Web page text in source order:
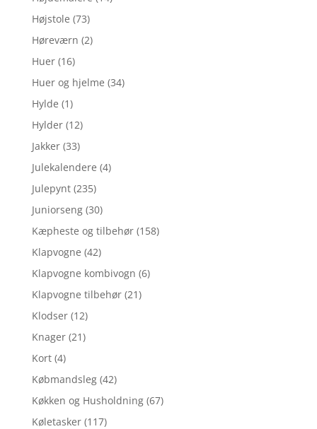
Højstole (73)
Høreværn (2)
Huer (16)
Huer og hjelme (34)
Hylde (1)
Hylder (12)
Jakker (33)
Julekalendere (4)
Julepynt (235)
Juniorseng (30)
Kæpheste og tilbehør (158)
Klapvogne (42)
Klapvogne kombivogn (6)
Klapvogne tilbehør (21)
Klodser (12)
Knager (21)
Kort (4)
Købmandsleg (42)
Køkken og Husholdning (67)
Køletasker (117)